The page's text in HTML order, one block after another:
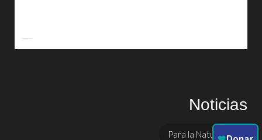
Noticias
Para la Naturaleza